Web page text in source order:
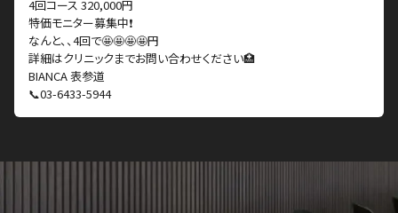
4回コース 320,000円
特価モニター募集中❗️
なんと、、4回で🤩🤩🤩🤩円
詳細はクリニックまでお問い合わせください🏥
BIANCA 表参道
📞03-6433-5944